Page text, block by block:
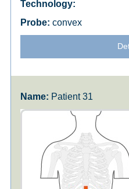
convex
Patient 31